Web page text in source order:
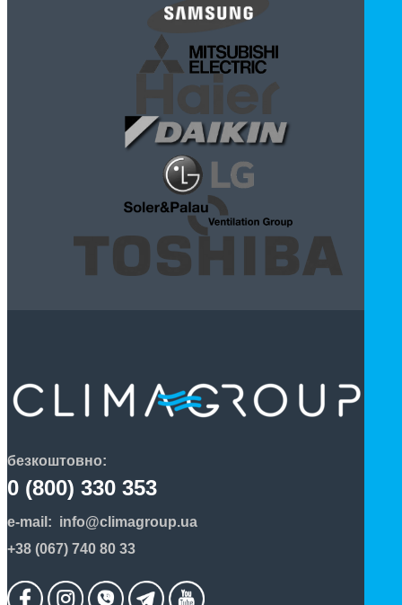
безкоштовно:
0 (800) 330 353
e-mail: info@climagroup.ua
+38 (067) 740 80 33